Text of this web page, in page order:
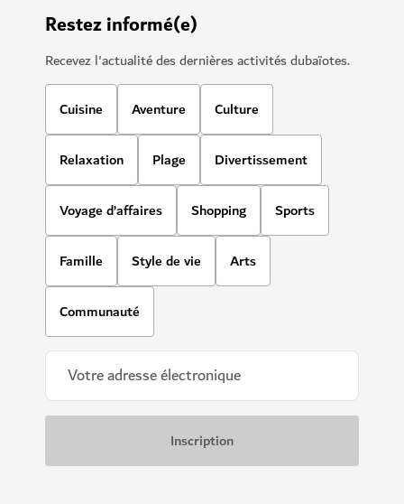
Restez informé(e)
Recevez l'actualité des dernières activités dubaïotes.
Cuisine Aventure Culture
Relaxation Plage Divertissement
Voyage d’affaires Shopping Sports
Famille Style de vie Arts
Communauté